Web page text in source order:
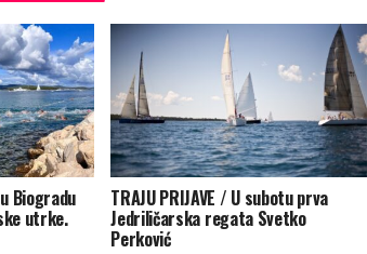
Biogradu
utrke.
TRAJU PRIJAVE / U subotu prva
Jedriličarska regata Svetko
Perković